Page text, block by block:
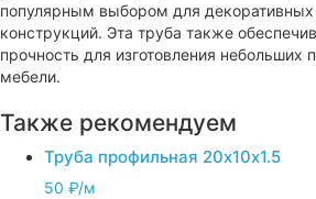
популярным выбором для
конструкций. Эта труба также
прочность для изготовления небольших
мебели.
Также рекомендуем
Труба профильная 20х10х1.5
50 ₽/м